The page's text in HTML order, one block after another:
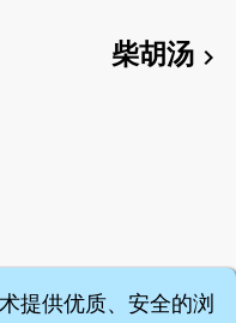
柴胡汤chevron_right
提供优质、安全的浏